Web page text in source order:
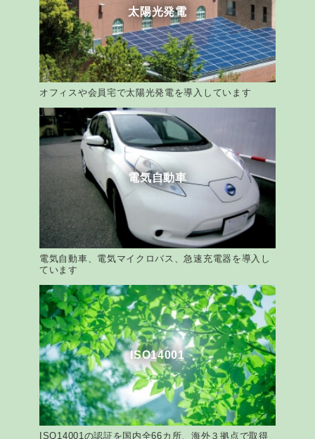
太陽光発電
オフィスや会員宅で太陽光発電を導入しています
電気自動車
電気自動車、電気マイクロバス、急速充電器を導入し
ています
ISO14001
ISO14001の認証を国内全66カ所、海外３拠点で取得